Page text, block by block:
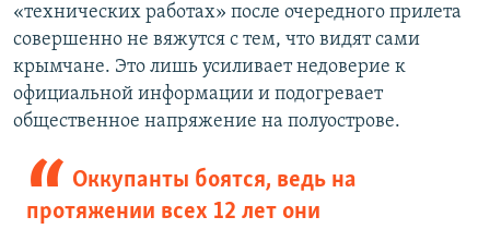
«технических работах» после очередного прилета
совершенно не вяжутся с тем, что видят сами
крымчане. Это лишь усиливает недоверие к
официальной информации и подогревает
общественное напряжение на полуострове.
Оккупанты боятся, ведь на
протяжении всех 12 лет они